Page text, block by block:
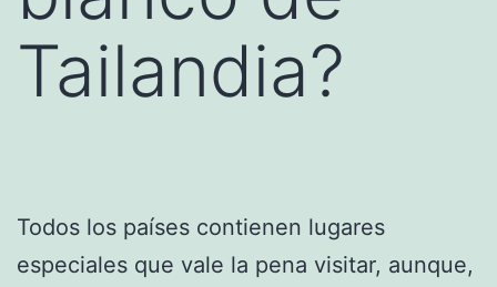
Tailandia?
Todos los países contienen lugares
especiales que vale la pena visitar, aunque,